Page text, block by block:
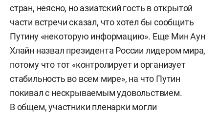
стран, неясно, но азиатский гость в открытой
части встречи сказал, что хотел бы сообщить
Путину «некоторую информацию». Еще Мин Аун
Хлайн назвал президента России лидером мира,
потому что тот «контролирует и организует
стабильность во всем мире», на что Путин
покивал с нескрываемым удовольствием.
В общем, участники пленарки могли